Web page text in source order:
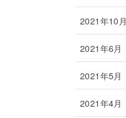
2021年10月
2021年6月
2021年5月
2021年4月